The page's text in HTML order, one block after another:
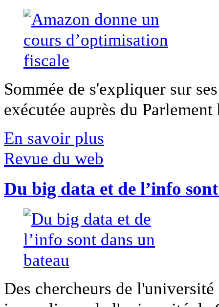
Sommée de s'expliquer sur
exécutée auprès du
En savoir plus
Revue du web
Du big data et de l’info
Des chercheurs de